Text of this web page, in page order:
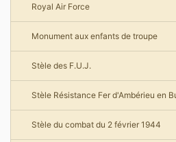
Royal Air Force
Monument aux enfants de troupe
Stèle des F.U.J.
Stèle Résistance Fer d'Ambérieu en
Stèle du combat du 2 février 1944